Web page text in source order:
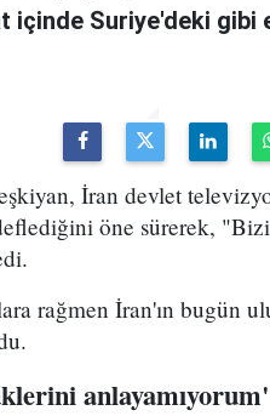
içinde Suriye'deki gibi
İran devlet
öne sürerek,
rağmen İran'ın bugün